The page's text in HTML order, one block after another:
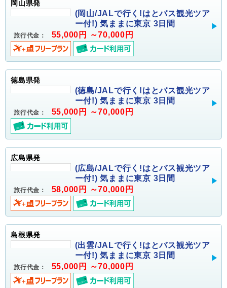
岡山県発
(岡山/JALで行く!はとバス観光ツア
ー付!) 気ままに東京 3日間
旅行代金： 55,000円 ～70,000円
徳島県発
(徳島/JALで行く!はとバス観光ツア
ー付!) 気ままに東京 3日間
旅行代金： 55,000円 ～70,000円
広島県発
(広島/JALで行く!はとバス観光ツア
ー付!) 気ままに東京 3日間
旅行代金： 58,000円 ～70,000円
島根県発
(出雲/JALで行く!はとバス観光ツア
ー付!) 気ままに東京 3日間
旅行代金： 55,000円 ～70,000円